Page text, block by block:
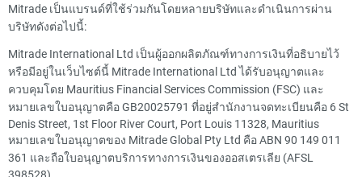
Mitrade เป็นแบรนด์ที่ใช้ร่วมกันโดยหลายบริษัทและดำเนินการผ่าน
บริษัทดังต่อไปนี้:
Mitrade International Ltd เป็นผู้ออกผลิตภัณฑ์ทางการเงินที่อธิบายไว้
หรือมีอยู่ในเว็บไซต์นี้ Mitrade International Ltd ได้รับอนุญาตและ
ควบคุมโดย Mauritius Financial Services Commission (FSC) และ
หมายเลขใบอนุญาตคือ GB20025791 ที่อยู่สำนักงานจดทะเบียนคือ 6 St
Denis Street, 1st Floor River Court, Port Louis 11328, Mauritius
หมายเลขใบอนุญาตของ Mitrade Global Pty Ltd คือ ABN 90 149 011
361 และถือใบอนุญาตบริการทางการเงินของออสเตรเลีย (AFSL